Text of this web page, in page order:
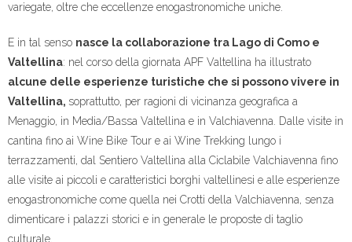
variegate, oltre che eccellenze enogastronomiche uniche.
E in tal senso nasce la collaborazione tra Lago di Como e
Valtellina: nel corso della giornata APF Valtellina ha illustrato
alcune delle esperienze turistiche che si possono vivere in
Valtellina, soprattutto, per ragioni di vicinanza geografica a
Menaggio, in Media/Bassa Valtellina e in Valchiavenna. Dalle visite in
cantina fino ai Wine Bike Tour e ai Wine Trekking lungo i
terrazzamenti, dal Sentiero Valtellina alla Ciclabile Valchiavenna fino
alle visite ai piccoli e caratteristici borghi valtellinesi e alle esperienze
enogastronomiche come quella nei Crotti della Valchiavenna, senza
dimenticare i palazzi storici e in generale le proposte di taglio
culturale.